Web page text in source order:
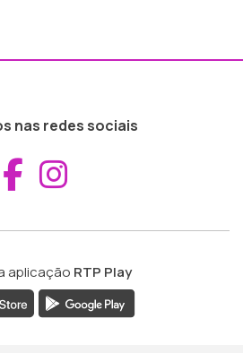
nas redes sociais
Aceder ao
aplicação RTP Play